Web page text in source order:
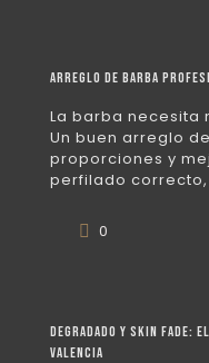
Arreglo de barba
La barba necesita
Un buen arreglo
proporciones y
perfilado
0
Degradado y skin fade:
Valencia